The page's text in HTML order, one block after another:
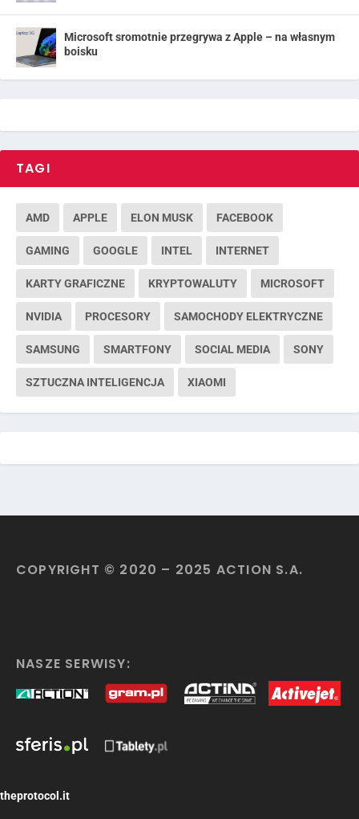
Microsoft sromotnie przegrywa z Apple – na własnym
boisku
TAGI
AMD APPLE ELON MUSK FACEBOOK
GAMING GOOGLE INTEL INTERNET
KARTY GRAFICZNE KRYPTOWALUTY MICROSOFT
NVIDIA PROCESORY SAMOCHODY ELEKTRYCZNE
SAMSUNG SMARTFONY SOCIAL MEDIA SONY
SZTUCZNA INTELIGENCJA XIAOMI
COPYRIGHT © 2020 – 2025 ACTION S.A.
NASZE SERWISY:
theprotocol.it